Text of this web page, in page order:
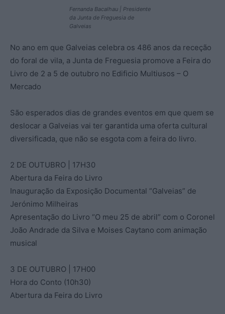
Fernanda Bacalhau | Presidente
da Junta de Freguesia de
Galveias
No ano em que Galveias celebra os 486 anos da receção
do foral de vila, a Junta de Freguesia promove a Feira do
Livro de 2 a 5 de outubro no Edificio Multiusos – O
Mercado
São esperados dias de grandes eventos em que quem se
deslocar a Galveias vai ter garantida uma oferta cultural
diversificada, que não se esgota com a feira do livro.
2 DE OUTUBRO | 17H30
Abertura da Feira do Livro
Inauguração da Exposição Documental “Galveias” de
Jerónimo Milheiras
Apresentação do Livro “O meu 25 de abril” com o Coronel
João Andrade da Silva e Moises Caytano com animação
musical
3 DE OUTUBRO | 17H00
Hora do Conto (10h30)
Abertura da Feira do Livro